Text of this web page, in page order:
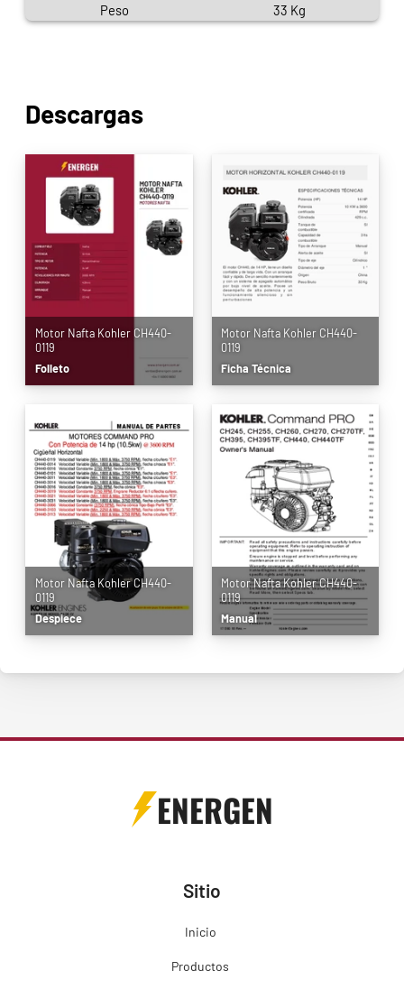
Peso
33 Kg
Descargas
Motor Nafta Kohler CH440-
0119
Folleto
Motor Nafta Kohler CH440-
0119
Ficha Técnica
Motor Nafta Kohler CH440-
0119
Despiece
Motor Nafta Kohler CH440-
0119
Manual
ENERGEN
Sitio
Inicio
Productos